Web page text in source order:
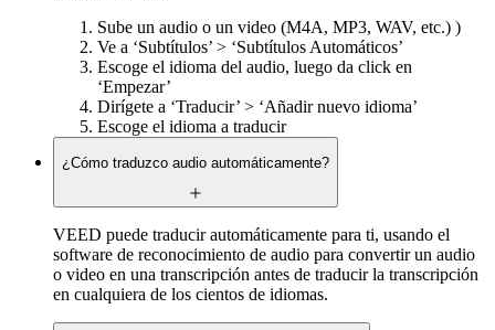
Sube un audio o un video (M4A, MP3, WAV, etc.) )
Ve a ‘Subtítulos’ > ‘Subtítulos Automáticos’
Escoge el idioma del audio, luego da click en
‘Empezar’
Dirígete a ‘Traducir’ > ‘Añadir nuevo idioma’
Escoge el idioma a traducir
¿Cómo traduzco audio automáticamente?
VEED puede traducir automáticamente para ti, usando el
software de reconocimiento de audio para convertir un audio
o video en una transcripción antes de traducir la transcripción
en cualquiera de los cientos de idiomas.